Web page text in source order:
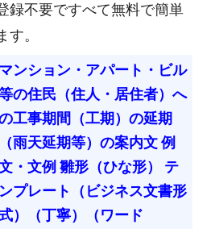
録不要ですべて無料で簡単
。
マンション・アパート・ビル
の住民（住人・居住者）へ
工事期間（工期）の延期
（雨天延期等）の案内文 例
・文例 雛形（ひな形） テ
ンプレート（ビジネス文書形
）（丁寧）（ワード